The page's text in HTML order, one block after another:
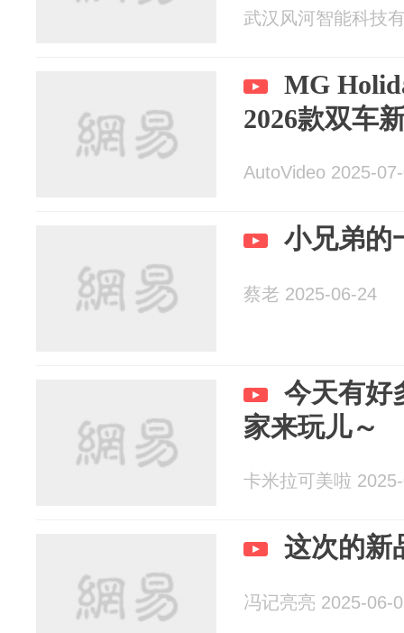
武汉风河智能科技
MG
2026款双车
AutoVideo 2025-
小兄弟的
蔡老 2025-06-24
今天有好
家来玩儿～
卡米拉可美啦
这次的新
冯记亮亮 2025-06-